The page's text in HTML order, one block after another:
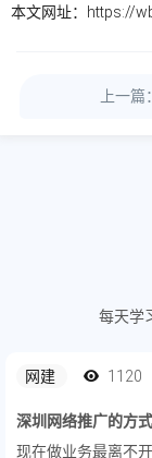
本文网址： https://
上一篇：
每天学
网建 1120
深圳网络推广的方式
现在做业务最离不